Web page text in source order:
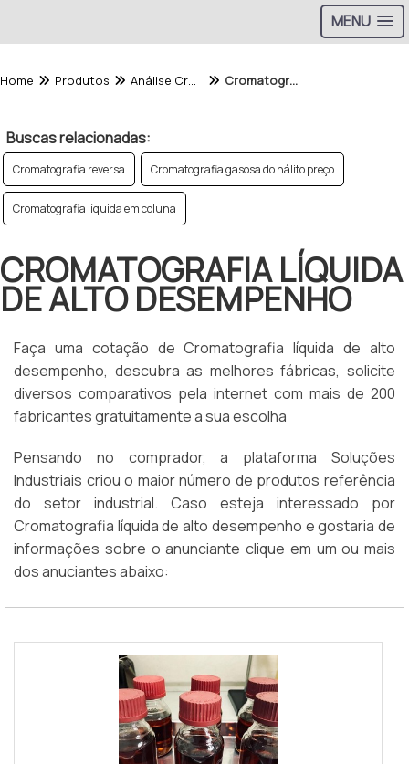
MENU
Home Produtos Análise Cromatografica - Categoria Cromatografia líquida de alto desempenho
Buscas relacionadas:
Cromatografia reversa Cromatografia gasosa do hálito preço
Cromatografia líquida em coluna
CROMATOGRAFIA LÍQUIDA
DE ALTO DESEMPENHO
Faça uma cotação de Cromatografia líquida de alto
desempenho, descubra as melhores fábricas, solicite
diversos comparativos pela internet com mais de 200
fabricantes gratuitamente a sua escolha
Pensando no comprador, a plataforma Soluções
Industriais criou o maior número de produtos referência
do setor industrial. Caso esteja interessado por
Cromatografia líquida de alto desempenho e gostaria de
informações sobre o anunciante clique em um ou mais
dos anuciantes abaixo: